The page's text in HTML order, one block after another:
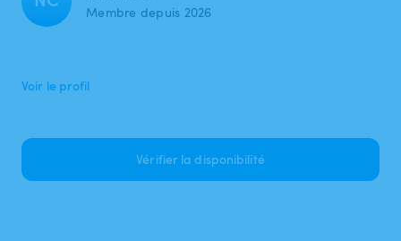
Membre depuis 2026
Voir le profil
Vérifier la disponibilité